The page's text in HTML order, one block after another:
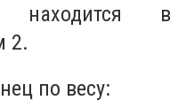
находится в
2.
по весу: